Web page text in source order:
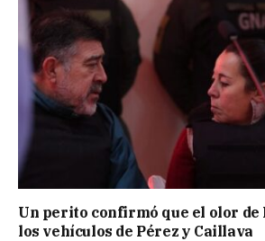
Un perito confirmó que el olor de
los vehículos de Pérez y Caillava